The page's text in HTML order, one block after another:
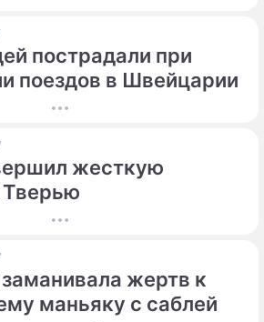
пострадали при
поездов в Швейцарии
жесткую
Тверью
жертв к
маньяку с саблей